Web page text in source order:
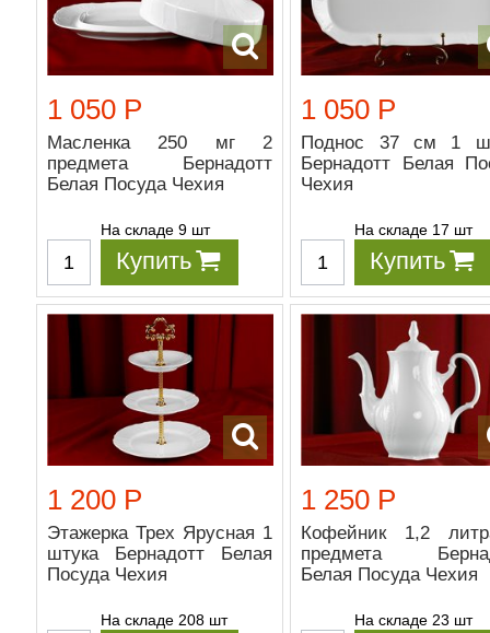
1 050 Р
Масленка 250 мг 2
предмета Бернадотт
Белая Посуда Чехия
На складе 9 шт
Купить
1 050 Р
Поднос 37 см 1
Бернадотт Белая
Чехия
На складе 17 шт
Купить
1 200 Р
Этажерка Трех Ярусная 1
штука Бернадотт Белая
Посуда Чехия
На складе 208 шт
1 250 Р
Кофейник 1,2
предмета
Белая Посуда Чехия
На складе 23 шт